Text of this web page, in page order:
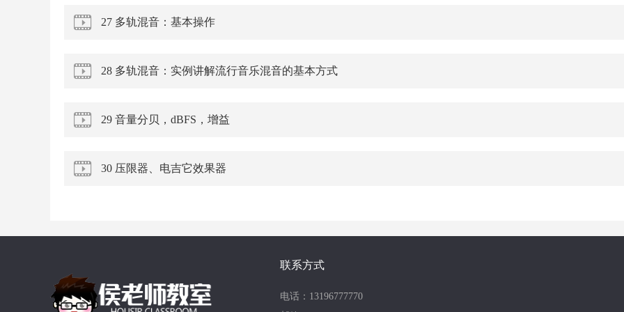
27 多轨混音：基本操作
28 多轨混音：实例讲解流行音乐混音的基本方式
29 音量分贝，dBFS，增益
30 压限器、电吉它效果器
联系方式
电话：13196777770